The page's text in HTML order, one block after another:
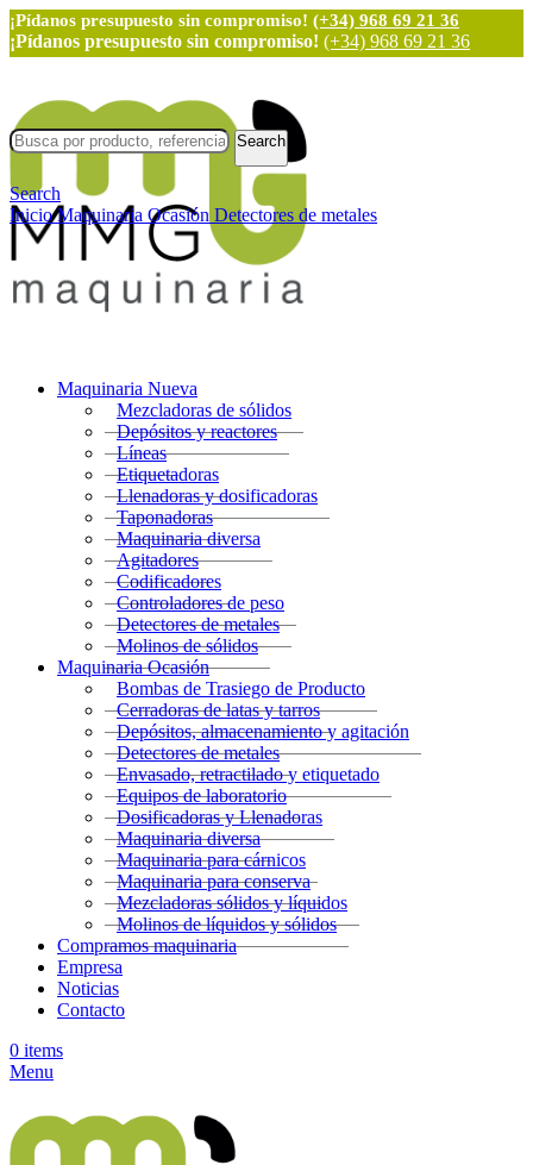
¡Pídanos presupuesto sin compromiso! (+34) 968 69 21 36
¡Pídanos presupuesto sin compromiso! (+34) 968 69 21 36
Maquinaria Nueva
Mezcladoras de sólidos
Depósitos y reactores
Líneas
Etiquetadoras
Llenadoras y dosificadoras
Taponadoras
Maquinaria diversa
Agitadores
Codificadores
Controladores de peso
Detectores de metales
Molinos de sólidos
Maquinaria Ocasión
Bombas de Trasiego de Producto
Cerradoras de latas y tarros
Depósitos, almacenamiento y agitación
Detectores de metales
Envasado, retractilado y etiquetado
Equipos de laboratorio
Dosificadoras y Llenadoras
Maquinaria diversa
Maquinaria para cárnicos
Maquinaria para conserva
Mezcladoras sólidos y líquidos
Molinos de líquidos y sólidos
Compramos maquinaria
Empresa
Noticias
Contacto
0 items
Menu
Search
Search
InicioMaquinaria Ocasión Detectores de metales